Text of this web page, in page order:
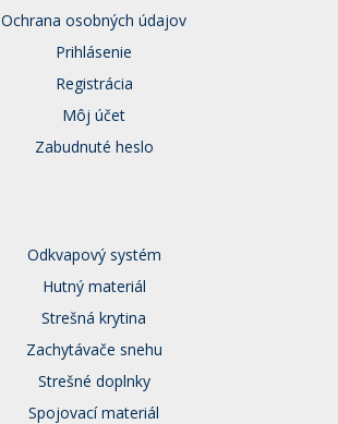
Ochrana osobných údajov
Prihlásenie
Registrácia
Môj účet
Zabudnuté heslo
Odkvapový systém
Hutný materiál
Strešná krytina
Zachytávače snehu
Strešné doplnky
Spojovací materiál